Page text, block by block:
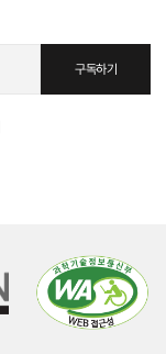
구독하기